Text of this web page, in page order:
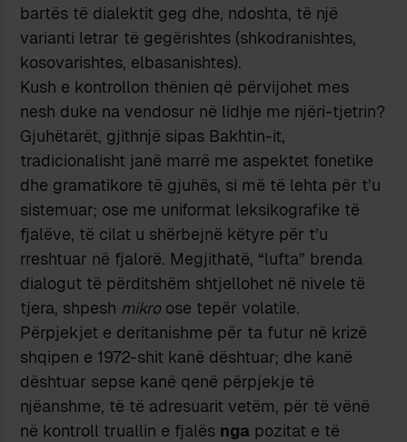
bartës të dialektit geg dhe, ndoshta, të një
varianti letrar të gegërishtes (shkodranishtes,
kosovarishtes, elbasanishtes).
Kush e kontrollon thënien që përvijohet mes
nesh duke na vendosur në lidhje me njëri-tjetrin?
Gjuhëtarët, gjithnjë sipas Bakhtin-it,
tradicionalisht janë marrë me aspektet fonetike
dhe gramatikore të gjuhës, si më të lehta për t’u
sistemuar; ose me uniformat leksikografike të
fjalëve, të cilat u shërbejnë këtyre për t’u
rreshtuar në fjalorë. Megjithatë, “lufta” brenda
dialogut të përditshëm shtjellohet në nivele të
tjera, shpesh mikroose tepër volatile.
Përpjekjet e deritanishme për ta futur në krizë
shqipen e 1972-shit kanë dështuar; dhe kanë
dështuar sepse kanë qenë përpjekje të
njëanshme, të të adresuarit vetëm, për të vënë
në kontroll truallin e fjalës nga pozitat e të